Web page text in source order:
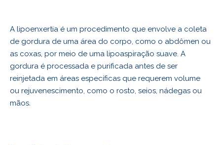
A lipoenxertia é um procedimento que envolve a coleta
de gordura de uma área do corpo, como o abdômen ou
as coxas, por meio de uma lipoaspiração suave. A
gordura é processada e purificada antes de ser
reinjetada em áreas específicas que requerem volume
ou rejuvenescimento, como o rosto, seios, nádegas ou
mãos.